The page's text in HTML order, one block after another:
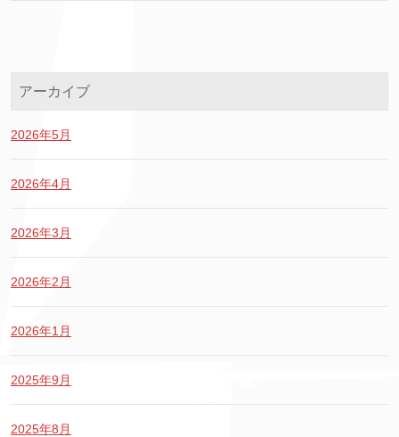
アーカイブ
2026年5月
2026年4月
2026年3月
2026年2月
2026年1月
2025年9月
2025年8月